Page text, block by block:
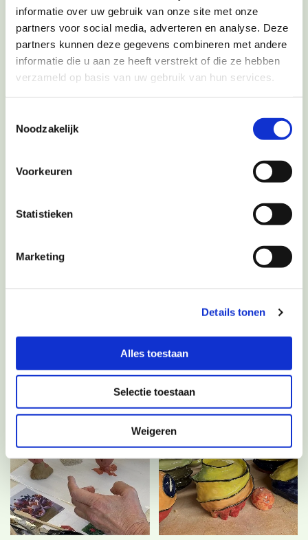
informatie over uw gebruik van onze site met onze
partners voor social media, adverteren en analyse. Deze
partners kunnen deze gegevens combineren met andere
informatie die u aan ze heeft verstrekt of die ze hebben
verzameld op basis van uw gebruik van hun services.
Noodzakelijk
Voorkeuren
Statistieken
Marketing
Details tonen
Alles toestaan
Selectie toestaan
Weigeren